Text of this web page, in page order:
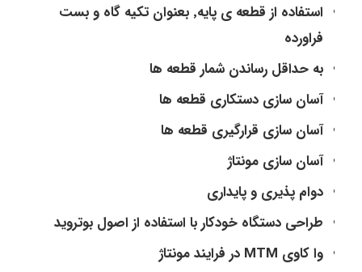
استفاده از قطعه ی پایه٬ بعنوان تکیه گاه و بست
فراورده
به حداقل رساندن شمار قطعه ها
آسان سازی دستکاری قطعه ها
آسان سازی قرارگیری قطعه ها
آسان سازی مونتاژ
دوام پذیری و پایداری
طراحی دستگاه خودکار با استفاده از اصول بوتروید
وا کاوی MTM در فرایند مونتاژ